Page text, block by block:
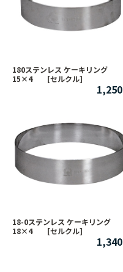
180ステンレス ケーキリング
15×4 [セルクル]
1,250
18-0ステンレス ケーキリング
18×4 [セルクル]
1,340